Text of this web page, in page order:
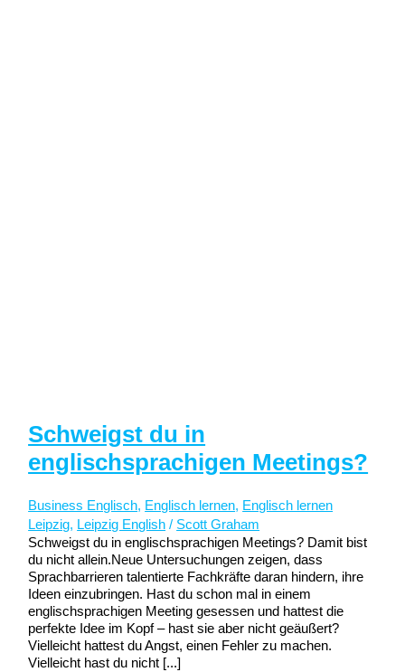
Schweigst du in
englischsprachigen Meetings?
Business Englisch, Englisch lernen, Englisch lernen
Leipzig, Leipzig English / Scott Graham
Schweigst du in englischsprachigen Meetings? Damit bist
du nicht allein.Neue Untersuchungen zeigen, dass
Sprachbarrieren talentierte Fachkräfte daran hindern, ihre
Ideen einzubringen. Hast du schon mal in einem
englischsprachigen Meeting gesessen und hattest die
perfekte Idee im Kopf – hast sie aber nicht geäußert?
Vielleicht hattest du Angst, einen Fehler zu machen.
Vielleicht hast du nicht [...]